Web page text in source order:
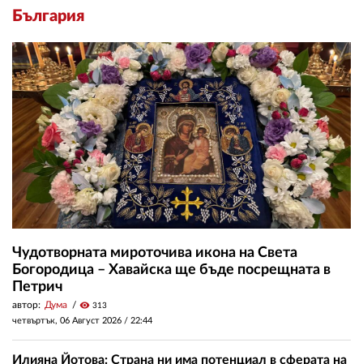
България
Чудотворната мироточива икона на Света
Богородица – Хавайска ще бъде посрещната в
Петрич
автор: Дума visibility 313
четвъртък, 06 Август 2026 / 22:44
Илияна Йотова: Страна ни има потенциал в сферата на